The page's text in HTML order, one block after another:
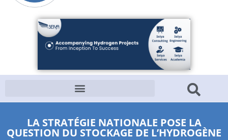
LA STRATÉGIE NATIONALE POSE LA
QUESTION DU STOCKAGE DE L’HYDROGÈNE